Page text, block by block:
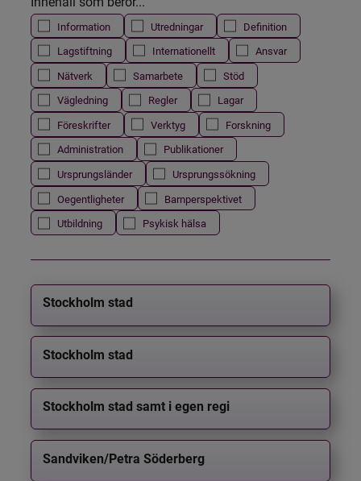
Information Utredningar
Definition
Lagstiftning
Internationellt
Ansvar
Nätverk
Samarbete
Stöd
Vägledning
Regler
Lagar
Föreskrifter
Verktyg
Forskning
Administration
Publikationer
Ursprungsländer
Ursprungssökning
Oegentligheter
Barnperspektivet
Utbildning
Psykisk hälsa
Stockholm stad
Stockholm stad
Stockholm stad samt i egen regi
Sandviken/Petra Söderberg